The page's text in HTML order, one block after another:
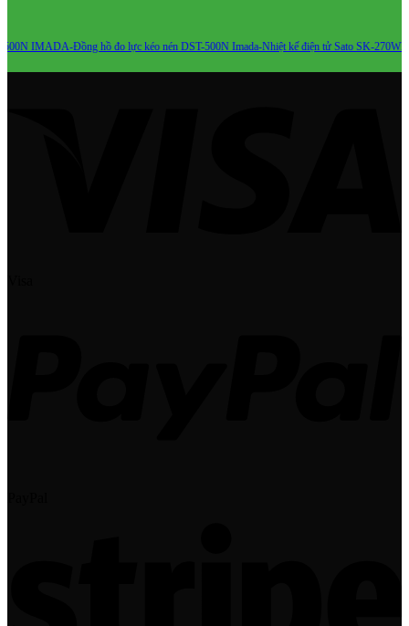
Đồng hồ đo lực kéo nén DST-500N Imada-Nhiệt kế điện tử Sato SK-270WP–Nhiệt kế điện